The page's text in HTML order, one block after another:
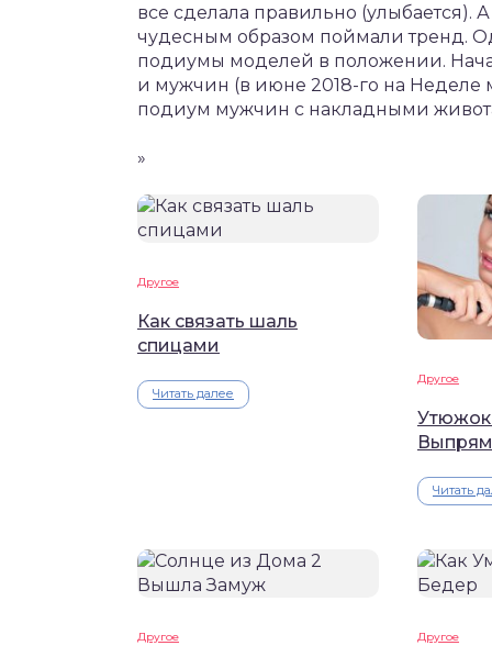
все сделала правильно (улыбается).
чудесным образом поймали тренд.
подиумы моделей в положении.
и мужчин (в июне 2018-го на
подиум мужчин с накладными
»
Другое
Как связать шаль
спицами
Читать далее
Другое
Читать
Другое Другое